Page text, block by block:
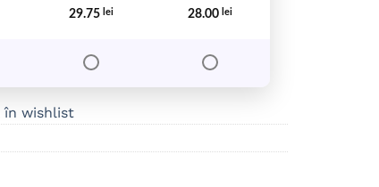
29.75 lei 28.00 lei
în wishlist